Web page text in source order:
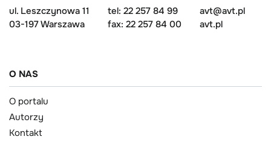
ul. Leszczynowa 11
03-197 Warszawa
tel: 22 257 84 99
fax: 22 257 84 00
avt@avt.pl
avt.pl
O NAS
O portalu
Autorzy
Kontakt